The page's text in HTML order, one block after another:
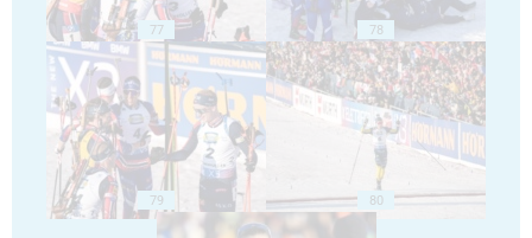
77 78
79 80